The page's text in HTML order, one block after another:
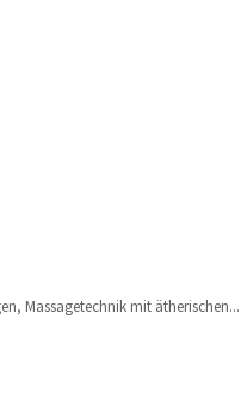
Massagetechnik mit ätherischen...